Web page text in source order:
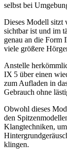
selbst bei
Dieses Modell sitzt
sichtbar ist und im
genau an die Form
viele größere
Anstelle
IX 5 über einen
zum Aufladen in
Gebrauch ohne
Obwohl dieses
den
Klangtechniken,
klingen.